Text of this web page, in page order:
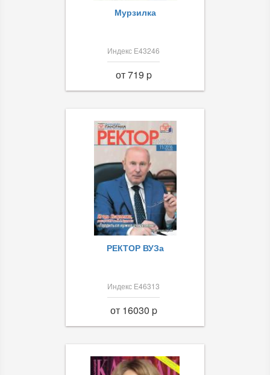
Мурзилка
Индекс Е43246
от 719 p
РЕКТОР ВУЗа
Индекс Е46313
от 16030 p